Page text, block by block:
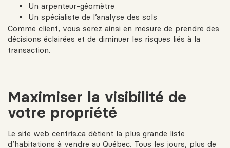
Un arpenteur-géomètre
Un spécialiste de l’analyse des sols
Comme client, vous serez ainsi en mesure de prendre des
décisions éclairées et de diminuer les risques liés à la
transaction.
Maximiser la visibilité de
votre propriété
Le site web centris.ca détient la plus grande liste
d’habitations à vendre au Québec. Tous les jours, plus de